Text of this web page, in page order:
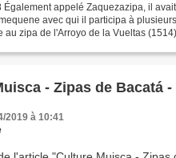
Également appelé Zaquezazipa, il
avec qui il participa à
au zipa de l'Arroyo de la Vueltas
- Zipas de Bacatá
2019 à 10:41